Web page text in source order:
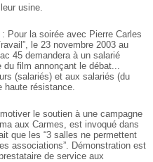
usine.
Pour la soirée avec Pierre Carles
le 23 novembre 2003 au
45 demandera à un salarié
du film annonçant le débat...
(salariés) et aux salariés (du
haute résistance.
le soutien à une campagne
aux Carmes, est invoqué dans
que les “3 salles ne permettent
associations”. Démonstration est
de service aux